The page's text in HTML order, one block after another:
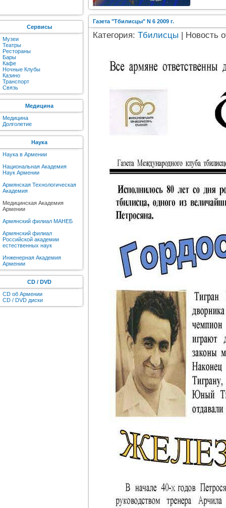
Сервисы
Музеи
Театры
Рестораны
Бары
Кафе
Ночные Клубы
Казино
Транспорт
Связь
Медицина
Медицина
Долголетие
Наука
Наука в Армении
Национальная Академия
Наук Армении
Армянская Технологическая
Академия
Медицинская Академия
Армении
Армянский филиал МАНЕБ
Армянский филиал
Российской академии
естественных наук
Инженерная Академия
Армении
CD / DVD
CD об Армении
CD / DVD диски
Газета "Тбилисцы" N 6 2009 г.
Категория: Тбилисцы | Новость